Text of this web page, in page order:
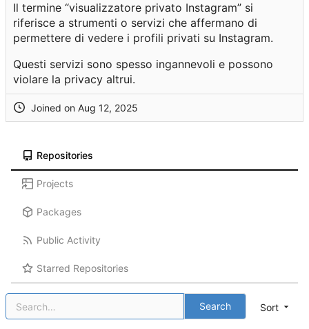
Il termine “visualizzatore privato Instagram” si
riferisce a strumenti o servizi che affermano di
permettere di vedere i profili privati su Instagram.
Questi servizi sono spesso ingannevoli e possono
violare la privacy altrui.
Joined on
Repositories
Projects
Packages
Public Activity
Starred Repositories
Sort
Search